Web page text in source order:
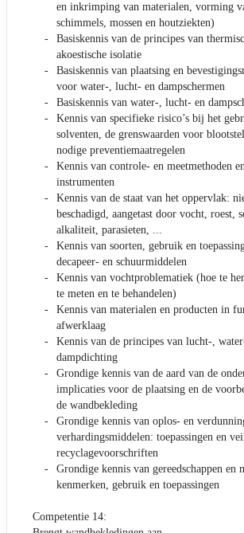
en inkrimping van materialen, vorming
schimmels, mossen en houtziekten)
Basiskennis van de principes van
akoestische isolatie
Basiskennis van plaatsing en
voor water-, lucht- en dampschermen
Basiskennis van water-, lucht- en
Kennis van specifieke risico’s bij het
solventen, de grenswaarden voor
nodige preventiemaatregelen
Kennis van controle- en meetmethoden
instrumenten
Kennis van de staat van het oppervlak:
beschadigd, aangetast door vocht, roest,
alkaliteit, parasieten, ...
Kennis van soorten, gebruik en
decapeer- en schuurmiddelen
Kennis van vochtproblematiek (hoe te
te meten en te behandelen)
Kennis van materialen en producten in
afwerklaag
Kennis van de principes van lucht-,
dampdichting
Grondige kennis van de aard van de
implicaties voor de plaatsing en de
de wandbekleding
Grondige kennis van oplos- en
verhardingsmiddelen: toepassingen en
recyclagevoorschriften
Grondige kennis van gereedschappen en
kenmerken, gebruik en toepassingen
Competentie 14: